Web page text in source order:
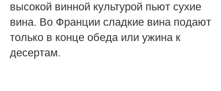
высокой винной культурой пьют сухие
вина. Во Франции сладкие вина подают
только в конце обеда или ужина к
десертам.